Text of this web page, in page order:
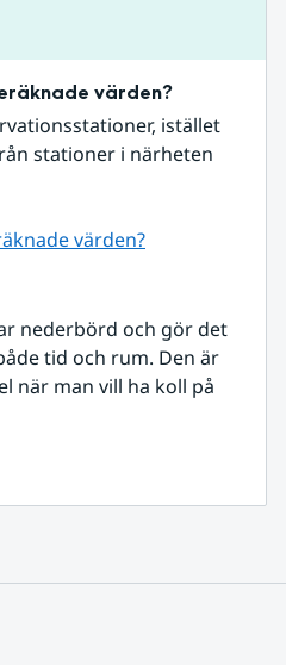
värden?
istället
stationer i närheten
värden?
nederbörd och gör det
tid och rum. Den är
när man vill ha koll på